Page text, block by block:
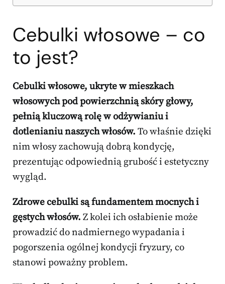
Cebulki włosowe – co
to jest?
Cebulki włosowe, ukryte w mieszkach
włosowych pod powierzchnią skóry głowy,
pełnią kluczową rolę w odżywianiu i
dotlenianiu naszych włosów. To właśnie dzięki
nim włosy zachowują dobrą kondycję,
prezentując odpowiednią grubość i estetyczny
wygląd.
Zdrowe cebulki są fundamentem mocnych i
gęstych włosów. Z kolei ich osłabienie może
prowadzić do nadmiernego wypadania i
pogorszenia ogólnej kondycji fryzury, co
stanowi poważny problem.